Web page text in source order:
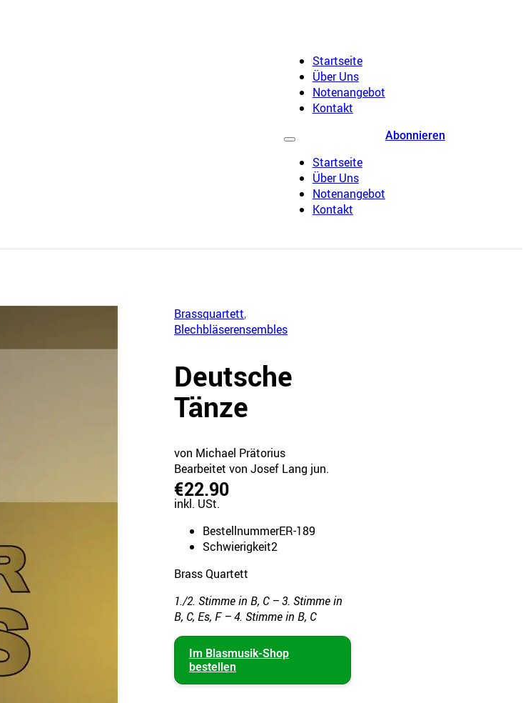
Startseite
Über Uns
Notenangebot
Kontakt
Startseite
Über Uns
Notenangebot
Kontakt
Abonnieren
Brassquartett,
Blechbläserensembles
Deutsche
Tänze
von Michael Prätorius
Bearbeitet von Josef Lang jun.
€22.90
inkl. USt.
BestellnummerER-189
Schwierigkeit2
Brass Quartett
1./2. Stimme in B, C – 3. Stimme in
B, C, Es, F – 4. Stimme in B, C
Im Blasmusik-Shop
bestellen